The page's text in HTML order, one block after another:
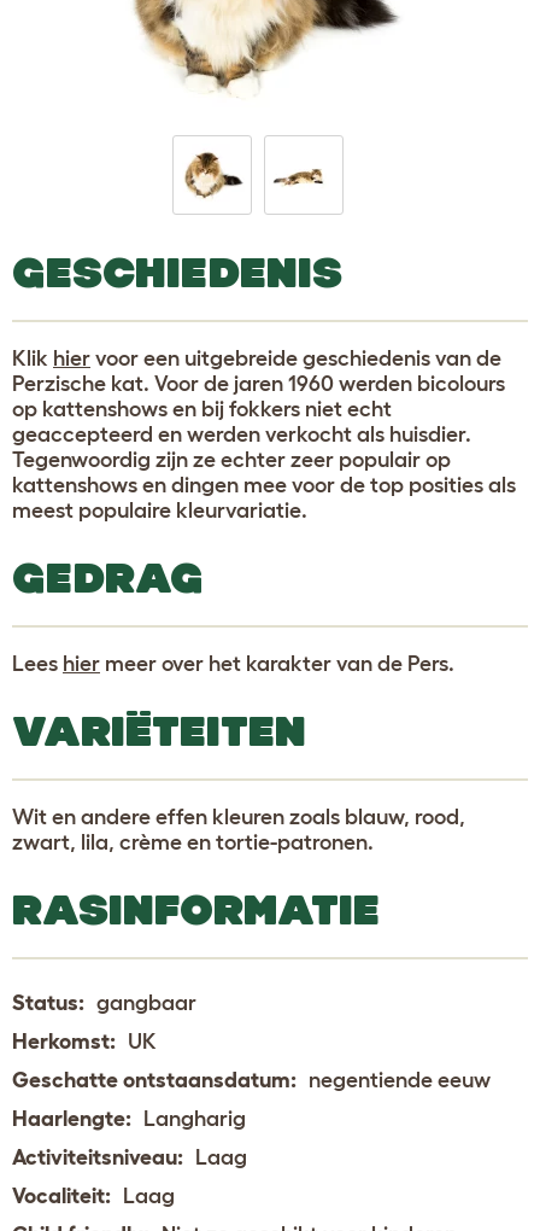
GESCHIEDENIS
Klik hier voor een uitgebreide geschiedenis van de
Perzische kat. Voor de jaren 1960 werden bicolours
op kattenshows en bij fokkers niet echt
geaccepteerd en werden verkocht als huisdier.
Tegenwoordig zijn ze echter zeer populair op
kattenshows en dingen mee voor de top posities als
meest populaire kleurvariatie.
GEDRAG
Lees hier meer over het karakter van de Pers.
VARIËTEITEN
Wit en andere effen kleuren zoals blauw, rood,
zwart, lila, crème en tortie-patronen.
RASINFORMATIE
Status: gangbaar
Herkomst: UK
Geschatte ontstaansdatum: negentiende eeuw
Haarlengte: Langharig
Activiteitsniveau: Laag
Vocaliteit: Laag